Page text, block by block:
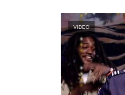
VIDEO